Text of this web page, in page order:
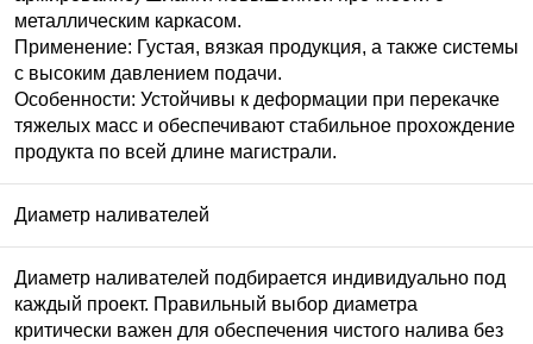
металлическим каркасом.
Применение: Густая, вязкая продукция, а также системы
с высоким давлением подачи.
Особенности: Устойчивы к деформации при перекачке
тяжелых масс и обеспечивают стабильное прохождение
продукта по всей длине магистрали.
Диаметр наливателей
Диаметр наливателей подбирается индивидуально под
каждый проект. Правильный выбор диаметра
критически важен для обеспечения чистого налива без